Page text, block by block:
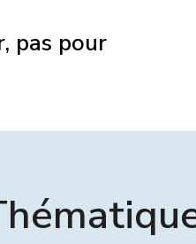
pas pour